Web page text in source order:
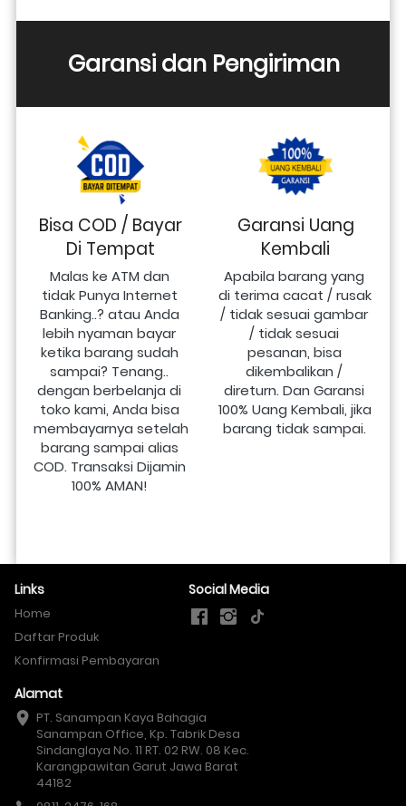
Garansi dan Pengiriman
Bisa COD / Bayar
Di Tempat
Malas ke ATM dan
tidak Punya Internet
Banking..? atau Anda
lebih nyaman bayar
ketika barang sudah
sampai? Tenang..
dengan berbelanja di
toko kami, Anda bisa
membayarnya setelah
barang sampai alias
COD. Transaksi Dijamin
100% AMAN!
Garansi Uang
Kembali
Apabila barang yang
di terima cacat / rusak
/ tidak sesuai gambar
/ tidak sesuai
pesanan, bisa
dikembalikan /
direturn. Dan Garansi
100% Uang Kembali, jika
barang tidak sampai.
Links
Home
Daftar Produk
Konfirmasi Pembayaran
Social Media
Alamat
PT. Sanampan Kaya Bahagia
Sanampan Office, Kp. Tabrik Desa
Sindanglaya No. 11 RT. 02 RW. 08 Kec.
Karangpawitan Garut Jawa Barat
44182